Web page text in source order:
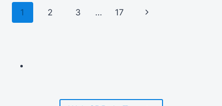
AMIS
Navigation
1 2 3 … 17
Page